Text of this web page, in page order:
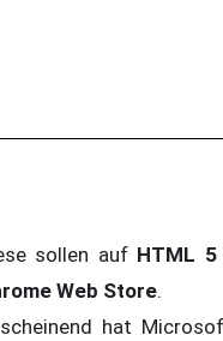
sollen auf HTML 5
Web Store.
hat